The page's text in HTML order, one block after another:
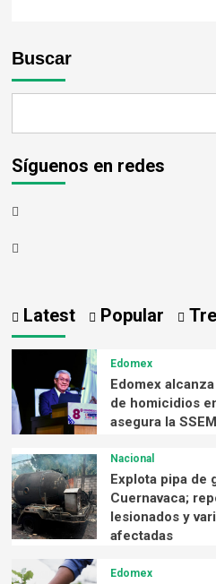
Buscar
Síguenos en redes
Latest Popular
Edomex
Edomex
de homicidios
asegura la SSEM
Nacional
Explota pipa de
Cuernavaca;
lesionados y
afectadas
Edomex